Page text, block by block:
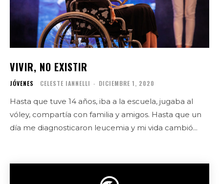
VIVIR, NO EXISTIR
JÓVENES CELESTE IANNELLI - DICIEMBRE 1, 2020
Hasta que tuve 14 años, iba a la escuela, jugaba al
vóley, compartía con familia y amigos. Hasta que un
día me diagnosticaron leucemia y mi vida cambió...